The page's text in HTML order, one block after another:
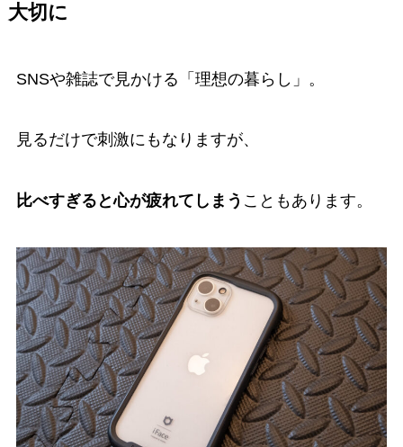
大切に
SNSや雑誌で見かける「理想の暮らし」。
見るだけで刺激にもなりますが、
比べすぎると心が疲れてしまう こともあります。